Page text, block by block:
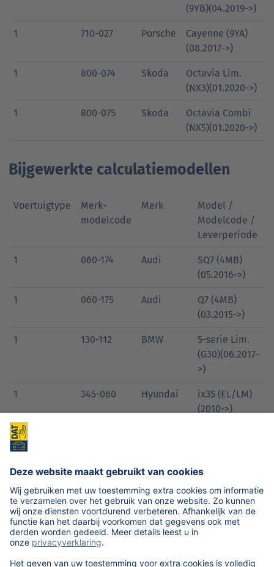
(9YB)(04.2019->)
1 710-027 Porsche
Cayenne (9YA)
(08.2017->)
1 800-074 Skoda
Octavia Lim.
(NX3)(01.2020->)
1 800-075 Skoda
Octavia Combi
(NX5)(01.2020->)
Bijgewerkte calculatiemodellen
Voertuigtype
Merk-
modelcode
Merk
Model /
Modelcode /
Leverperiode
1 060-174 Audi
SQ7 (4MB)
(05.2016->)
1 060-175 Audi
Q7 (4MB)
(03.2015->)
1 130-112 BMW
5-serie Lim.
(G30)(06.2017-
>)
1 345-060 Hyundai
ix35 (EL/LM)
(2010->)
1
1 560-074 Smart
fortwo cabrio
(11.2015->)
1 590-092 Mitsubishi
Space Star
(A00)(04.2013-